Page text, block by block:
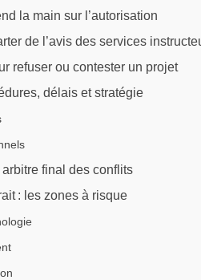
la main sur l’autorisation
de l’avis des services
refuser ou contester un projet
délais et stratégie
final des conflits
: les zones à risque